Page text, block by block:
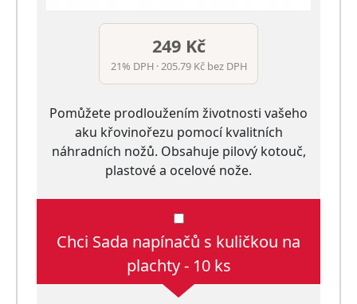
249 Kč
21% DPH · 205.79 Kč bez DPH
Pomůžete prodloužením životnosti vašeho
aku křovinořezu pomocí kvalitních
náhradních nožů. Obsahuje pilový kotouč,
plastové a ocelové nože.
Chci Sada napínačů s kuličkou na
plachty - 10 ks